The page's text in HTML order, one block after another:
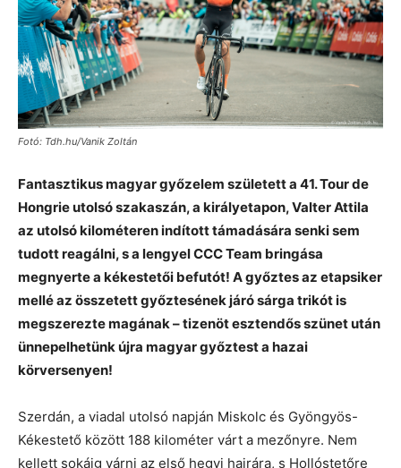
Fotó: Tdh.hu/Vanik Zoltán
Fantasztikus magyar győzelem született a 41. Tour de
Hongrie utolsó szakaszán, a királyetapon, Valter Attila
az utolsó kilométeren indított támadására senki sem
tudott reagálni, s a lengyel CCC Team bringása
megnyerte a kékestetői befutót! A győztes az etapsiker
mellé az összetett győztesének járó sárga trikót is
megszerezte magának – tizenöt esztendős szünet után
ünnepelhetünk újra magyar győztest a hazai
körversenyen!
Szerdán, a viadal utolsó napján Miskolc és Gyöngyös-
Kékestető között 188 kilométer várt a mezőnyre. Nem
kellett sokáig várni az első hegyi hajrára, s Hollóstetőre